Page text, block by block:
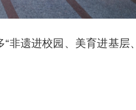
非遗进校园、美育进基层、